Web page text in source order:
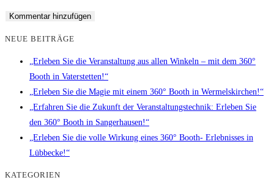
NEUE BEITRÄGE
„Erleben Sie die Veranstaltung aus allen Winkeln – mit dem 360°
Booth in Vaterstetten!“
„Erleben Sie die Magie mit einem 360° Booth in Wermelskirchen!“
„Erfahren Sie die Zukunft der Veranstaltungstechnik: Erleben Sie
den 360° Booth in Sangerhausen!“
„Erleben Sie die volle Wirkung eines 360° Booth- Erlebnisses in
Lübbecke!“
KATEGORIEN